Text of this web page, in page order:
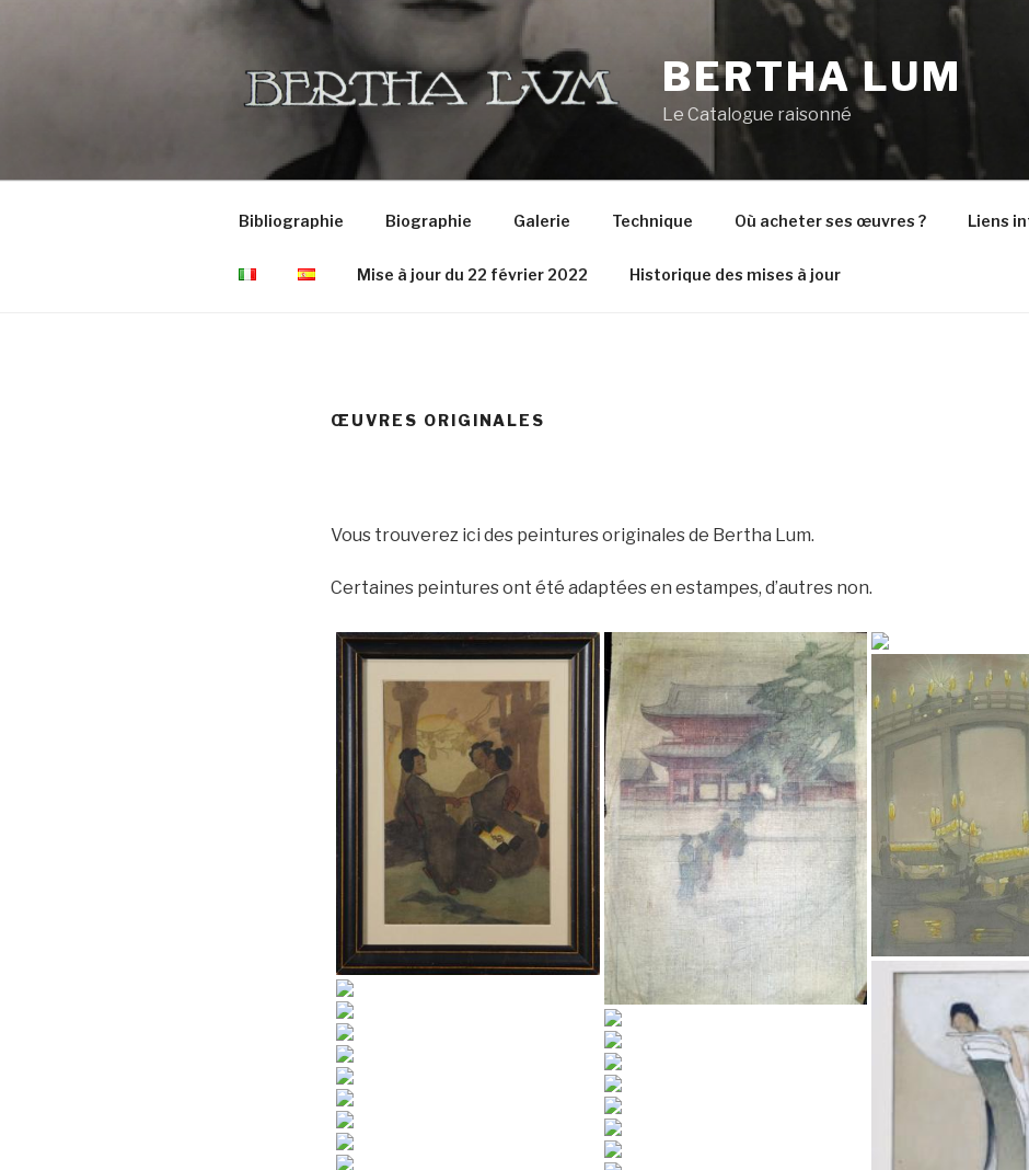
BERTHA LUM
Le Catalogue raisonné
Bibliographie Biographie Galerie Technique Où acheter ses œuvres ? Liens
Mise à jour du 22 février 2022 Historique des mises à jour
ŒUVRES ORIGINALES
Vous trouverez ici des peintures originales de Bertha Lum.
Certaines peintures ont été adaptées en estampes, d’autres non.